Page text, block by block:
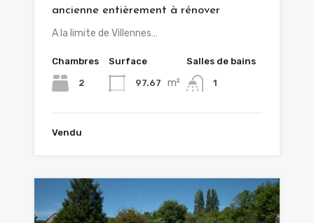
ancienne entièrement à rénover
A la limite de Villennes…
Chambres
2
Surface
97.67 m²
Salles de bains
1
Vendu